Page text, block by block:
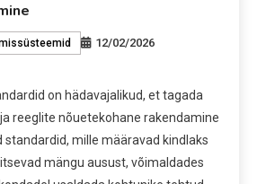
12/02/2026
on hädavajalikud, et tagada
reeglite nõuetekohane rakendamine
standardid, mille määravad kindlaks
mängu ausust, võimaldades